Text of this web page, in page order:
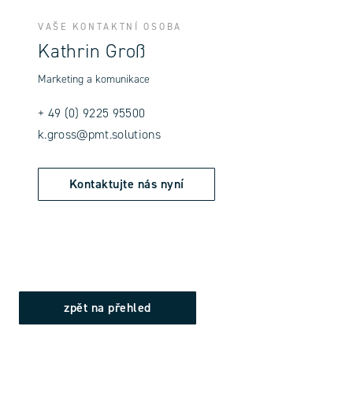
VAŠE KONTAKTNÍ OSOBA
Kathrin Groß
Marketing a komunikace
+ 49 (0) 9225 95500
k.gross@pmt.solutions
Kontaktujte nás nyní
zpět na přehled